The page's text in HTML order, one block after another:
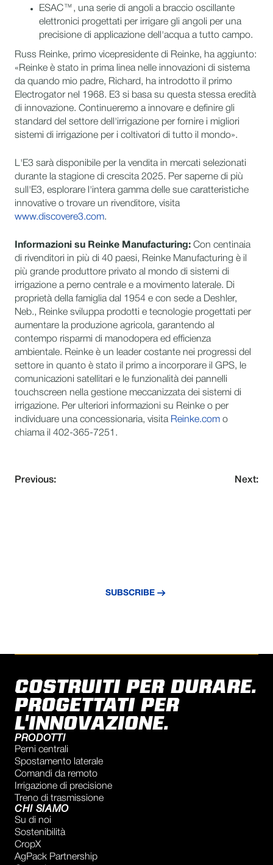
ESAC™, una serie di angoli a braccio oscillante
elettronici progettati per irrigare gli angoli per una
precisione di applicazione dell'acqua a tutto campo.
Russ Reinke, primo vicepresidente di Reinke, ha aggiunto:
«Reinke è stato in prima linea nelle innovazioni di sistema
da quando mio padre, Richard, ha introdotto il primo
Electrogator nel 1968. E3 si basa su questa stessa eredità
di innovazione. Continueremo a innovare e definire gli
standard del settore dell'irrigazione per fornire i migliori
sistemi di irrigazione per i coltivatori di tutto il mondo».
L'E3 sarà disponibile per la vendita in mercati selezionati
durante la stagione di crescita 2025. Per saperne di più
sull'E3, esplorare l'intera gamma delle sue caratteristiche
innovative o trovare un rivenditore, visita
www.discovere3.com.
Informazioni su Reinke Manufacturing: Con centinaia
di rivenditori in più di 40 paesi, Reinke Manufacturing è il
più grande produttore privato al mondo di sistemi di
irrigazione a perno centrale e a movimento laterale. Di
proprietà della famiglia dal 1954 e con sede a Deshler,
Neb., Reinke sviluppa prodotti e tecnologie progettati per
aumentare la produzione agricola, garantendo al
contempo risparmi di manodopera ed efficienza
ambientale. Reinke è un leader costante nei progressi del
settore in quanto è stato il primo a incorporare il GPS, le
comunicazioni satellitari e le funzionalità dei pannelli
touchscreen nella gestione meccanizzata dei sistemi di
irrigazione. Per ulteriori informazioni su Reinke o per
individuare una concessionaria, visita Reinke.com o
chiama il 402-365-7251.
Previous: Next:
SUBSCRIBE
COSTRUITI PER DURARE.
PROGETTATI PER
L'INNOVAZIONE.
PRODOTTI
Perni centrali
Spostamento laterale
Comandi da remoto
Irrigazione di precisione
Treno di trasmissione
CHI SIAMO
Su di noi
Sostenibilità
CropX
AgPack Partnership